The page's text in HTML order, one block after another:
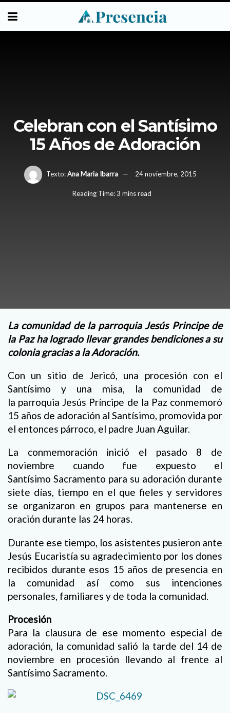
Celebran con el Santísimo
15 Años de Adoración
Texto: Ana Maria Ibarra 24 noviembre, 2015
Reading Time: 3 mins read
La comunidad de la parroquia Jesús Principe de
la Paz ha logrado llevar grandes bendiciones a su
colonia gracias a la Adoración.
Con un sitio de Jericó, una procesión con el
Santísimo y una misa, la comunidad de
la parroquia Jesús Príncipe de la Paz conmemoró
15 años de adoración al Santísimo, promovida por
el entonces párroco, el padre Juan Aguilar.
La conmemoración inició el pasado 8 de
noviembre cuando fue expuesto el
Santísimo Sacramento para su adoración durante
siete días, tiempo en el que fieles y servidores
se organizaron en grupos para mantenerse en
oración durante las 24 horas.
Durante ese tiempo, los asistentes pusieron ante
Jesús Eucaristía su agradecimiento por los dones
recibidos durante esos 15 años de presencia en
la comunidad así como sus intenciones
personales, familiares y de toda la comunidad.
Procesión
Para la clausura de ese momento especial de
adoración, la comunidad salió la tarde del 14 de
noviembre en procesión llevando al frente al
Santísimo Sacramento.